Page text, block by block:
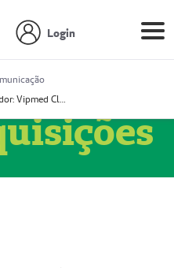
Login
Prestador: Vipmed Clínica Geral Ltda, 51004349-0 (Nome Fantasia: Policlínica Master)